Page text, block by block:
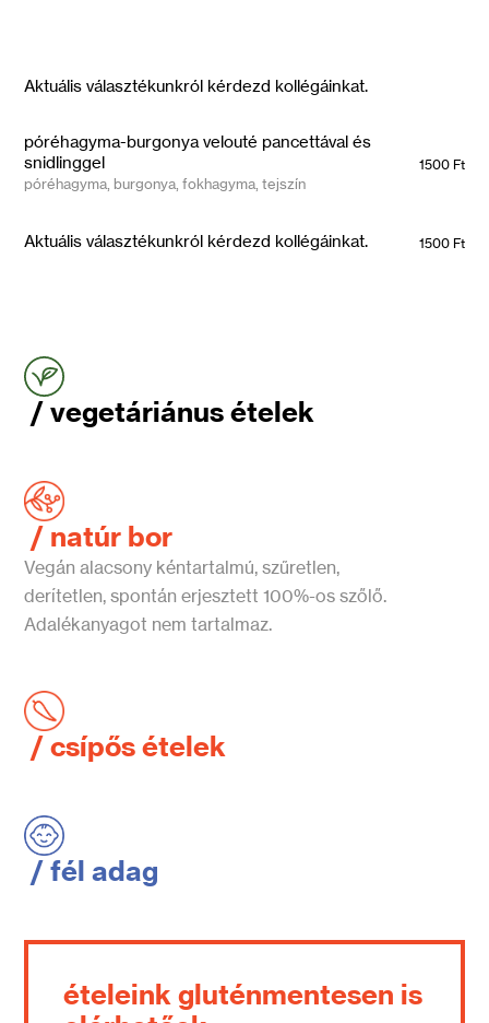
Aktuális választékunkról kérdezd kollégáinkat.
póréhagyma-burgonya velouté pancettával és
snidlinggel
1500 Ft
póréhagyma, burgonya, fokhagyma, tejszín
Aktuális választékunkról kérdezd kollégáinkat. 1500 Ft
/ vegetáriánus ételek
/ natúr bor
Vegán alacsony kéntartalmú, szűretlen,
derítetlen, spontán erjesztett 100%-os szőlő.
Adalékanyagot nem tartalmaz.
/ csípős ételek
/ fél adag
ételeink gluténmentesen is